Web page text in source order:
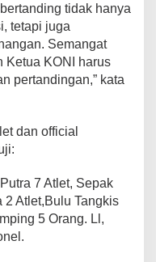
tidak hanya
tetapi juga
Semangat
Ketua KONI harus
pertandingan,” kata
dan official
7 Atlet, Sepak
2 Atlet,Bulu Tangkis
5 Orang. Ll,